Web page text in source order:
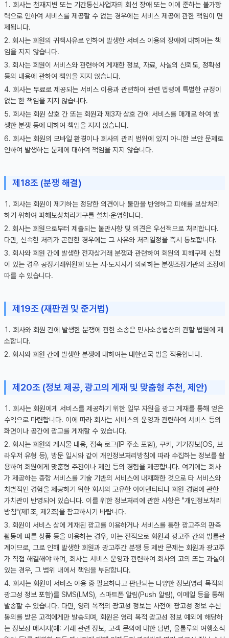
회사는 천재지변 또는 기간통신사업자의 회선 장애 또는 이에 준하는 불가항
력으로 인하여 서비스를 제공할 수 없는 경우에는 서비스 제공에 관한 책임이 면
제됩니다.
회사는 회원의 귀책사유로 인하여 발생한 서비스 이용의 장애에 대하여는 책
임을 지지 않습니다.
회사는 회원이 서비스와 관련하여 게재한 정보, 자료, 사실의 신뢰도, 정확성
등의 내용에 관하여 책임을 지지 않습니다.
회사는 무료로 제공되는 서비스 이용과 관련하여 관련 법령에 특별한 규정이
없는 한 책임을 지지 않습니다.
회사는 회원 상호 간 또는 회원과 제3자 상호 간에 서비스를 매개로 하여 발
생한 분쟁 등에 대하여 책임을 지지 않습니다.
회사는 회원의 모바일 환경이나 회사의 관리 범위에 있지 아니한 보안 문제로
인하여 발생하는 문제에 대하여 책임을 지지 않습니다.
제18조 (분쟁 해결)
회사는 회원이 제기하는 정당한 의견이나 불만을 반영하고 피해를 보상처리
하기 위하여 피해보상처리기구를 설치·운영합니다.
회사는 회원으로부터 제출되는 불만사항 및 의견은 우선적으로 처리합니다.
다만, 신속한 처리가 곤란한 경우에는 그 사유와 처리일정을 즉시 통보합니다.
회사와 회원 간에 발생한 전자상거래 분쟁과 관련하여 회원의 피해구제 신청
이 있는 경우 공정거래위원회 또는 시·도지사가 의뢰하는 분쟁조정기관의 조정에
따를 수 있습니다.
제19조 (재판권 및 준거법)
회사와 회원 간에 발생한 분쟁에 관한 소송은 민사소송법상의 관할 법원에 제
소합니다.
회사와 회원 간에 발생한 분쟁에 대하여는 대한민국 법을 적용합니다.
제20조 (정보 제공, 광고의 게재 및 맞춤형 추천, 제안)
회사는 회원에게 서비스를 제공하기 위한 일부 자원을 광고 게재를 통해 얻은
수익으로 마련합니다. 이에 따라 회사는 서비스의 운영과 관련하여 서비스 등의
화면이나 공간에 광고를 게재할 수 있습니다.
회사는 회원의 게시물 내용, 접속 로그(IP 주소 포함), 쿠키, 기기정보(OS, 브
라우저 유형 등), 방문 일시와 같이 개인정보처리방침에 따라 수집하는 정보를 활
용하여 회원에게 맞춤형 추천이나 제안 등의 경험을 제공합니다. 여기에는 회사
가 제공하는 종합 서비스를 기술 기반의 서비스에 내재화한 것으로 타 서비스와
차별적인 경험을 제공하기 위한 회사의 고유한 아이덴티티나 회원 경험에 관한
가치관이 반영되어 있습니다. 이를 위한 정보처리에 관한 사항은 "개인정보처리
방침"(제1조, 제2조)을 참고하시기 바랍니다.
회원이 서비스 상에 게재된 광고를 이용하거나 서비스를 통한 광고주의 판촉
활동에 따른 상품 등을 이용하는 경우, 이는 전적으로 회원과 광고주 간의 법률관
계이므로, 그로 인해 발생한 회원과 광고주간 분쟁 등 제반 문제는 회원과 광고주
가 직접 해결해야 하며, 회사는 서비스 운영과 관련하여 회사의 고의 또는 과실이
있는 경우, 그 범위 내에서 책임을 부담합니다.
회사는 회원이 서비스 이용 중 필요하다고 판단되는 다양한 정보(영리 목적의
광고성 정보 포함)를 SMS(LMS), 스마트폰 알림(Push 알림), 이메일 등을 통해
발송할 수 있습니다. 다만, 영리 목적의 광고성 정보는 사전에 광고성 정보 수신
동의를 받은 고객에게만 발송되며, 회원은 영리 목적 광고성 정보 예외에 해당하
는 정보성 메시지(예: 거래 관련 정보, 고객 문의에 대한 답변, 울룰루의 여행소식